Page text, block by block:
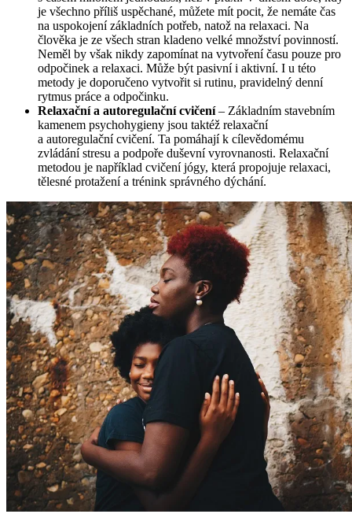
je všechno příliš uspěchané, můžete mít pocit, že nemáte čas
na uspokojení základních potřeb, natož na relaxaci. Na
člověka je ze všech stran kladeno velké množství povinností.
Neměl by však nikdy zapomínat na vytvoření času pouze pro
odpočinek a relaxaci. Může být pasivní i aktivní. I u této
metody je doporučeno vytvořit si rutinu, pravidelný denní
rytmus práce a odpočinku.
Relaxační a autoregulační cvičení– Základním stavebním
kamenem psychohygieny jsou taktéž relaxační
a autoregulační cvičení. Ta pomáhají k cílevědomému
zvládání stresu a podpoře duševní vyrovnanosti. Relaxační
metodou je například cvičení jógy, která propojuje relaxaci,
tělesné protažení a trénink správného dýchání.